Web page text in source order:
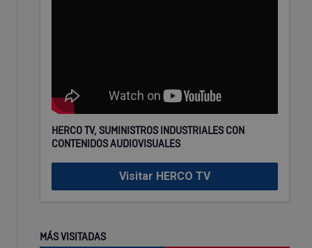
HERCO TV, SUMINISTROS INDUSTRIALES CON
CONTENIDOS AUDIOVISUALES
Visitar HERCO TV
MÁS VISITADAS